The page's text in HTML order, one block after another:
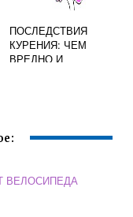
ПОСЛЕДСТВИЯ
КУРЕНИЯ: ЧЕМ
ВРЕДНО И
ВЕЛОСИПЕДА